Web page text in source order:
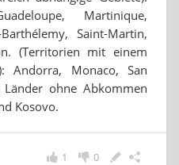
Martinique,
Saint-Martin,
(Territorien mit einem
Andorra, Monaco, San
ohne Abkommen
Kosovo.
0
1